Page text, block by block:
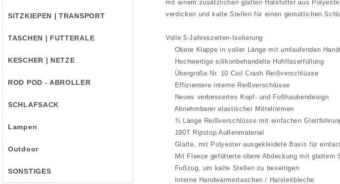
SITZKIEPEN | TRANSPORT
TASCHEN | FUTTERALE
KESCHER | NETZE
ROD POD - ABROLLER
SCHLAFSACK
Lampen
Outdoor
SONSTIGES
mit einem zusätzlichen glatten Halsfutter aus
verdicken und kalte Stellen für einen gemütlichen
Volle 5-Jahreszeiten-Isolierung
Obere Klappe in voller Länge mit umlaufenden
Hochwertige silikonbehandelte Hohlfaserfüllung
Übergroße Nr. 10 Coil Crash Reißverschlüsse
Effizientere interne Reißverschlüsse
Neues verbessertes Kopf- und Fußhaubendesign
Abnehmbarer elastischer Mittelriemen
¾ Länge Reißverschlüsse mit einfachen
190T Ripstop Außenmaterial
Glatte, mit Polyester ausgekleidete Basis für
Mit Fleece gefütterte obere Abdeckung mit glattem
Fußzug, um kalte Stellen zu beseitigen
Interne Handwärmertaschen / Halsleitbleche